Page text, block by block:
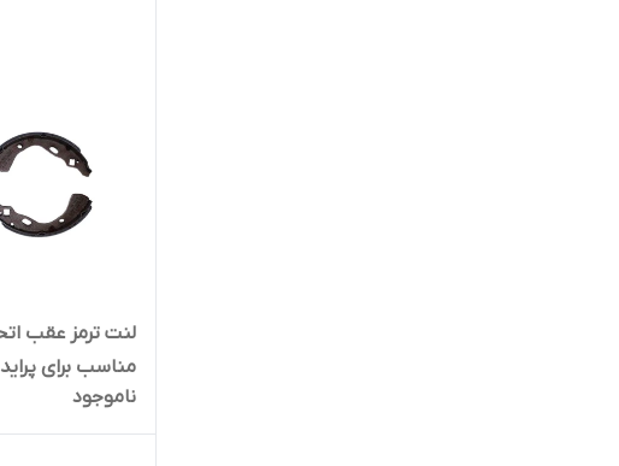
مناسب برای پراید
ناموجود